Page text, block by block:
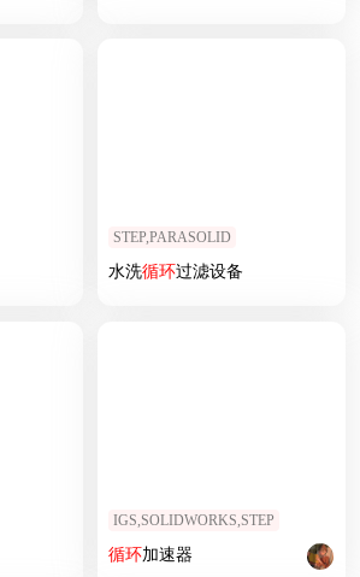
STEP,PARASOLID
水洗循环过滤设备
IGS,SOLIDWORKS,STEP
循环加速器